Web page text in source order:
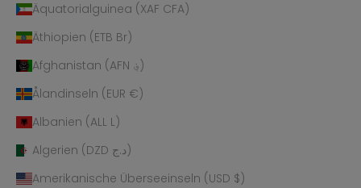
Äquatorialguinea (XAF CFA)
Äthiopien (ETB Br)
Afghanistan (AFN ؋)
Ålandinseln (EUR €)
Albanien (ALL L)
Algerien (DZD د.ج)
Amerikanische Überseeinseln (USD $)